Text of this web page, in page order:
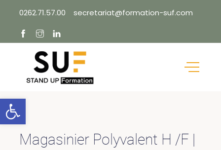
content
0262.71.57.00 secretariat@formation-suf.com
Magasinier Polyvalent H /F |
Ouvrir la barre d’outils